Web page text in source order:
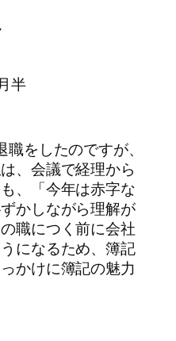
半
をしたのですが、
、会議で経理から
、「今年は赤字な
かしながら理解が
職につく前に会社
になるため、簿記
かけに簿記の魅力